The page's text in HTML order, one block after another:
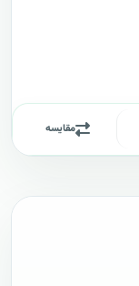
مقایسه